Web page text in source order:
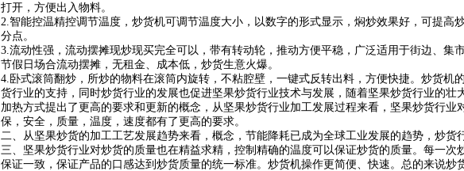
打开，方便出入物料。
2.智能控温精控调节温度，炒货机可调节温度大小，以数字的形式显示，焖炒效果好，可提高
分点。
3.流动性强，流动摆摊现炒现买完全可以，带有转动轮，推动方便平稳，广泛适用于街边、集
节假日场合流动摆摊，无租金、成本低，炒货生意火爆。
4.卧式滚筒翻炒，所炒的物料在滚筒内旋转，不粘腔壁，一键式反转出料，方便快捷。炒货机
货行业的支持，同时炒货行业的发展也促进坚果炒货行业技术与发展，随着坚果炒货行业的壮
加热方式提出了更高的要求和更新的概念，从坚果炒货行业加工发展过程来看，坚果炒货行业
保，安全，质量，温度，速度都有了更高的要求。
二、从坚果炒货的加工工艺发展趋势来看，概念，节能降耗已成为全球工业发展的趋势，炒货
三、坚果炒货行业对炒货的质量也在精益求精，控制精确的温度可以保证炒货的质量。每一次
保证一致，保证产品的口感达到炒货质量的统一标准。炒货机操作更简便、快速。总的来说炒